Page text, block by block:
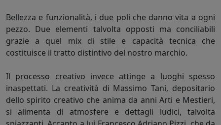
Bellezza e funzionalità, i due poli che danno vita a ogni
pezzo. Due elementi talvolta opposti ma conciliabili
grazie a quel mix di stile e capacità tecnica che
costituisce il tratto distintivo del nostro marchio.
Il processo creativo invece attinge a luoghi spesso
inaspettati. La creatività di Massimo Tani, depositario
dello spirito creativo che anima da anni Arti e Mestieri,
si alimenta di atmosfere e dettagli ludici, talvolta